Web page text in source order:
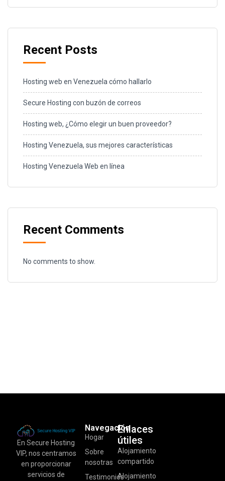
Recent Posts
Hosting web en Venezuela cómo hallarlo
Secure Hosting con buzón de correos
Hosting web, ¿Cómo elegir un buen proveedor?
Hosting Venezuela, sus mejores características
Hosting Venezuela Web en línea
Recent Comments
No comments to show.
En Secure Hosting
VIP, nos centramos
en proporcionar
servicios de
Navegación
Hogar
Sobre
nosotras
Testimonios
Enlaces
útiles
Alojamiento
compartido
Alojamiento